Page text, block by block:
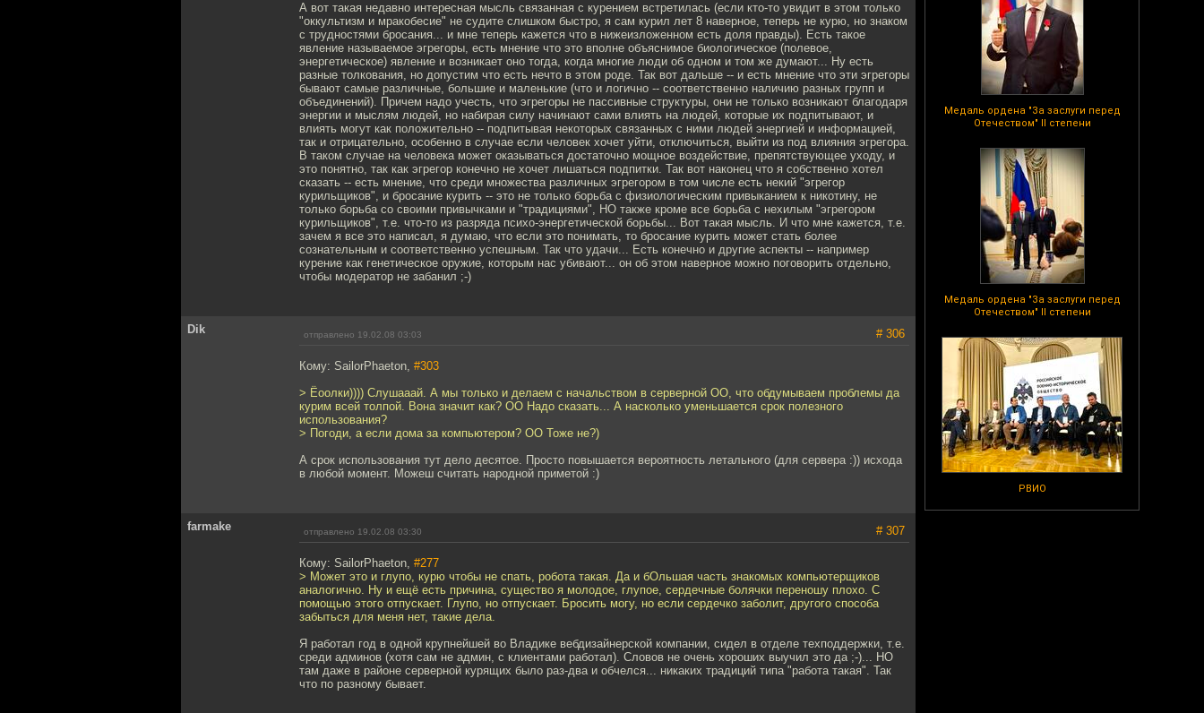
Медаль ордена "За заслуги перед
Отечеством" II степени
Медаль ордена "За заслуги перед
Отечеством" II степени
РВИО
А вот такая недавно интересная мысль связанная с курением встретилась (если кто-то увидит в этом только
"оккультизм и мракобесие" не судите слишком быстро, я сам курил лет 8 наверное, теперь не курю, но знаком
с трудностями бросания... и мне теперь кажется что в нижеизложенном есть доля правды). Есть такое
явление называемое эгрегоры, есть мнение что это вполне объяснимое биологическое (полевое,
энергетическое) явление и возникает оно тогда, когда многие люди об одном и том же думают... Ну есть
разные толкования, но допустим что есть нечто в этом роде. Так вот дальше -- и есть мнение что эти эгрегоры
бывают самые различные, большие и маленькие (что и логично -- соответственно наличию разных групп и
объединений). Причем надо учесть, что эгрегоры не пассивные структуры, они не только возникают благодаря
энергии и мыслям людей, но набирая силу начинают сами влиять на людей, которые их подпитывают, и
влиять могут как положительно -- подпитывая некоторых связанных с ними людей энергией и информацией,
так и отрицательно, особенно в случае если человек хочет уйти, отключиться, выйти из под влияния эгрегора.
В таком случае на человека может оказываться достаточно мощное воздействие, препятствующее уходу, и
это понятно, так как эгрегор конечно не хочет лишаться подпитки. Так вот наконец что я собственно хотел
сказать -- есть мнение, что среди множества различных эгрегором в том числе есть некий "эгрегор
курильщиков", и бросание курить -- это не только борьба с физиологическим привыканием к никотину, не
только борьба со своими привычками и "традициями", НО также кроме все борьба с нехилым "эгрегором
курильщиков", т.е. что-то из разряда психо-энергетической борьбы... Вот такая мысль. И что мне кажется, т.е.
зачем я все это написал, я думаю, что если это понимать, то бросание курить может стать более
сознательным и соответственно успешным. Так что удачи... Есть конечно и другие аспекты -- например
курение как генетическое оружие, которым нас убивают... он об этом наверное можно поговорить отдельно,
чтобы модератор не забанил ;-)
Dik отправлено 19.02.08 03:03 # 306
Кому: SailorPhaeton, #303
> Ёоолки)))) Слушааай. А мы только и делаем с начальством в серверной ОО, что обдумываем проблемы да
курим всей толпой. Вона значит как? ОО Надо сказать... А насколько уменьшается срок полезного
использования?
> Погоди, а если дома за компьютером? ОО Тоже не?)
А срок использования тут дело десятое. Просто повышается вероятность летального (для сервера :)) исхода
в любой момент. Можеш считать народной приметой :)
farmake отправлено 19.02.08 03:30 # 307
Кому: SailorPhaeton, #277
> Может это и глупо, курю чтобы не спать, робота такая. Да и бОльшая часть знакомых компьютерщиков
аналогично. Ну и ещё есть причина, существо я молодое, глупое, сердечные болячки переношу плохо. С
помощью этого отпускает. Глупо, но отпускает. Бросить могу, но если сердечко заболит, другого способа
забыться для меня нет, такие дела.
Я работал год в одной крупнейшей во Владике вебдизайнерской компании, сидел в отделе техподдержки, т.е.
среди админов (хотя сам не админ, с клиентами работал). Словов не очень хороших выучил это да ;-)... НО
там даже в районе серверной курящих было раз-два и обчелся... никаких традиций типа "работа такая". Так
что по разному бывает.